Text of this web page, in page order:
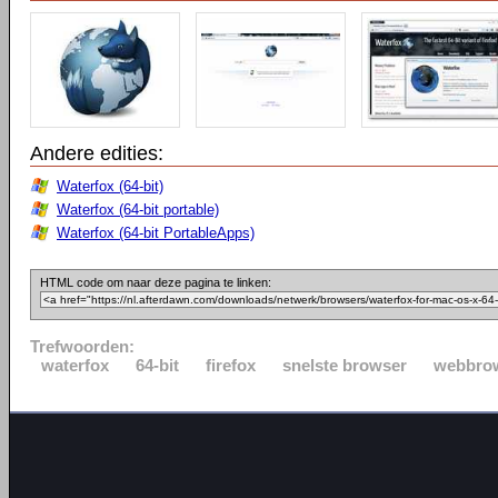
Andere edities:
Waterfox (64-bit)
Waterfox (64-bit portable)
Waterfox (64-bit PortableApps)
HTML code om naar deze pagina te linken:
Trefwoorden:
waterfox
64-bit firefox snelste browser